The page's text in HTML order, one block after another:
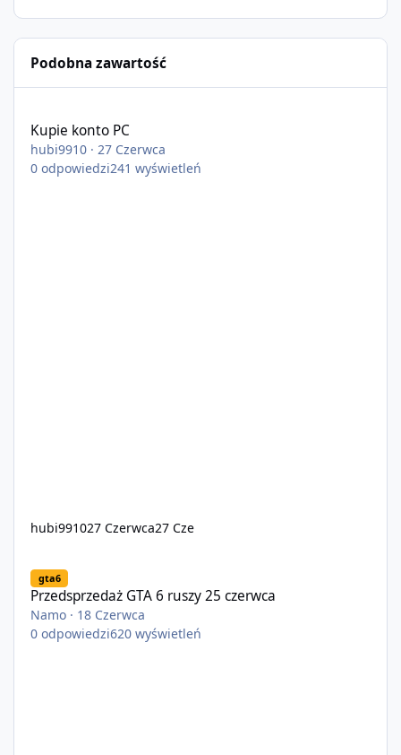
Podobna zawartość
Kupie konto PC
hubi9910 ·27 Czerwca
0 odpowiedzi241 wyświetleń
hubi991027 Czerwca27 Cze
gta6
Przedsprzedaż GTA 6 ruszy 25 czerwca
Namo · 18 Czerwca
0 odpowiedzi620 wyświetleń